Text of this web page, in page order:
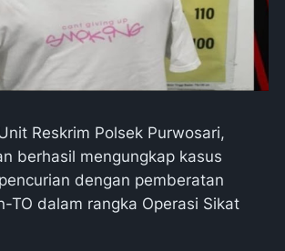
Reskrim Polsek Purwosari,
berhasil mengungkap kasus
dengan pemberatan
TO dalam rangka Operasi Sikat